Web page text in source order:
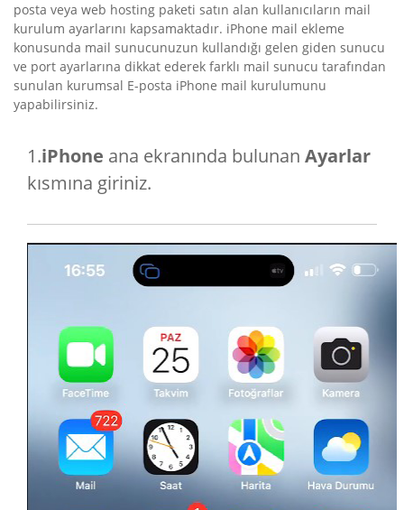
posta veya web hosting paketi satın alan kullanıcıların mail
kurulum ayarlarını kapsamaktadır. iPhone mail ekleme
konusunda mail sunucunuzun kullandığı gelen giden sunucu
ve port ayarlarına dikkat ederek farklı mail sunucu tarafından
sunulan kurumsal E-posta iPhone mail kurulumunu
yapabilirsiniz.
1.iPhone ana ekranında bulunan Ayarlar
kısmına giriniz.